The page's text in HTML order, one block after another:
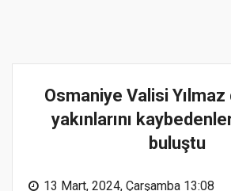
Osmaniye Valisi
yakınlarını
buluştu
13 Mart, 2024, Çarşamba 13:08